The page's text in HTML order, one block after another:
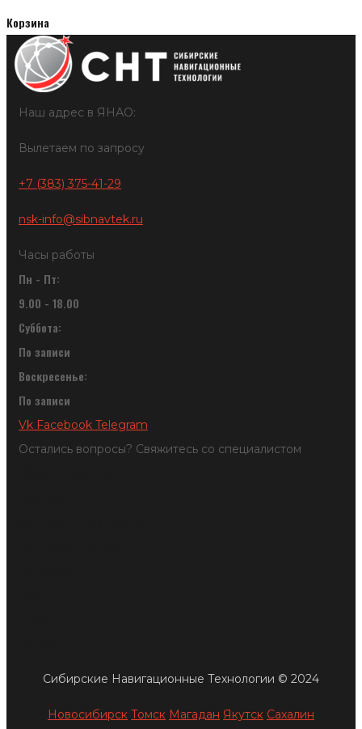
Корзина
Наш адрес в ЯНАО:
Вылетаем по запросу
+7 (383) 375-41-29
nsk-info@sibnavtek.ru
Часы работы
Пн - Пт:
9.00 - 18.00
Суббота:
По записи
Воскресенье:
По записи
Vk Facebook Telegram
Остались вопросы? Свяжитесь со специалистом
Сибирские Навигационные Технологии © 2024
Новосибирск Томск Магадан Якутск Сахалин